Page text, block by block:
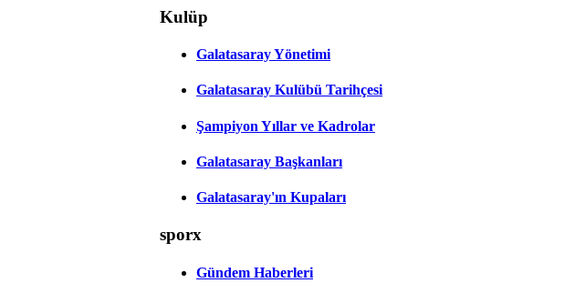
Kulüp
Galatasaray Yönetimi
Galatasaray Kulübü Tarihçesi
Şampiyon Yıllar ve Kadrolar
Galatasaray Başkanları
Galatasaray'ın Kupaları
sporx
Gündem Haberleri